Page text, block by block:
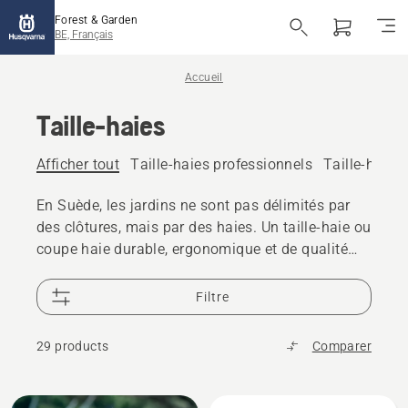
Forest & Garden
BE, Français
Accueil
Taille-haies
Afficher tout Taille-haies professionnels Taille-haies
En Suède, les jardins ne sont pas délimités par
des clôtures, mais par des haies. Un taille-haie ou
coupe haie durable, ergonomique et de qualité
marque suédoise de machines de jardin.
Husqvarna propose une gamme étendue de
taille-haies performants et maniables, sur
batterie, thermique, électriques ou à essence. Y
besoin d’une bonne coupe ? Découvrez et
Filtre
29 products Comparer